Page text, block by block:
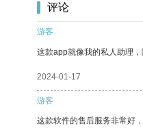
评论
游客
这款app就像我的私人助理
2024-01-17
游客
这款软件的售后服务非常好